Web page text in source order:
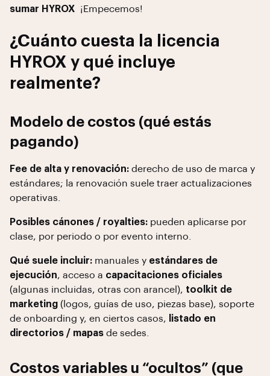
sumar HYROX ¡Empecemos!
¿Cuánto cuesta la licencia
HYROX y qué incluye
realmente?
Modelo de costos (qué estás
pagando)
Fee de alta y renovación: derecho de uso de marca y
estándares; la renovación suele traer actualizaciones
operativas.
Posibles cánones / royalties: pueden aplicarse por
clase, por periodo o por evento interno.
Qué suele incluir: manuales y estándares de
ejecución, acceso a capacitaciones oficiales
(algunas incluidas, otras con arancel), toolkit de
marketing (logos, guías de uso, piezas base), soporte
de onboarding y, en ciertos casos,
listado en
directorios / mapas de sedes.
Costos variables u “ocultos” (que